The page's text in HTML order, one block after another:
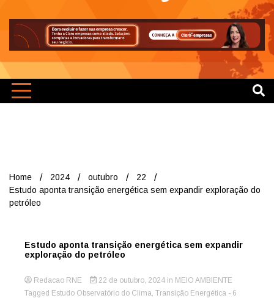
Home 2024 outubro
22
Estudo aponta transição energética sem expandir exploração do
petróleo
Estudo aponta transição energética sem expandir
exploração do petróleo
Redacao RNE 22 de outubro, 2024 in MEIO AMBIENTE
Tagged Estudo Observatório do Clima Transição Energética - 6